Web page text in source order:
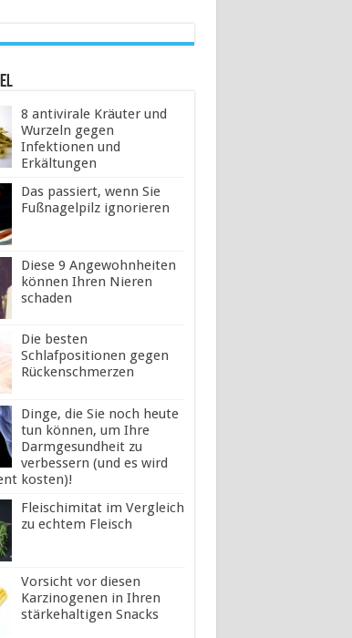
8 antivirale Kräuter und
Wurzeln gegen
Infektionen und
Erkältungen
Das passiert, wenn Sie
Fußnagelpilz ignorieren
Diese 9 Angewohnheiten
können Ihren Nieren
schaden
Die besten
Schlafpositionen gegen
Rückenschmerzen
Dinge, die Sie noch heute
tun können, um Ihre
Darmgesundheit zu
verbessern (und es wird
kosten)!
Fleischimitat im Vergleich
zu echtem Fleisch
Vorsicht vor diesen
Karzinogenen in Ihren
stärkehaltigen Snacks